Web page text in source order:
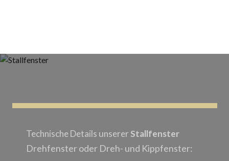
Technische Details unserer Stallfenster
Drehfenster oder Dreh- und Kippfenster: